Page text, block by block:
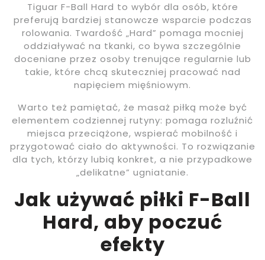
Tiguar F-Ball Hard to wybór dla osób, które
preferują bardziej stanowcze wsparcie podczas
rolowania. Twardość „Hard” pomaga mocniej
oddziaływać na tkanki, co bywa szczególnie
doceniane przez osoby trenujące regularnie lub
takie, które chcą skuteczniej pracować nad
napięciem mięśniowym.
Warto też pamiętać, że masaż piłką może być
elementem codziennej rutyny: pomaga rozluźnić
miejsca przeciążone, wspierać mobilność i
przygotować ciało do aktywności. To rozwiązanie
dla tych, którzy lubią konkret, a nie przypadkowe
„delikatne” ugniatanie.
Jak używać piłki F-Ball
Hard, aby poczuć
efekty